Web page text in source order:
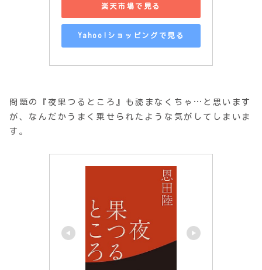
楽天市場で見る
Yahoo!ショッピングで見る
問題の『夜果つるところ』も読まなくちゃ…と思います
が、なんだかうまく乗せられたような気がしてしまいま
す。